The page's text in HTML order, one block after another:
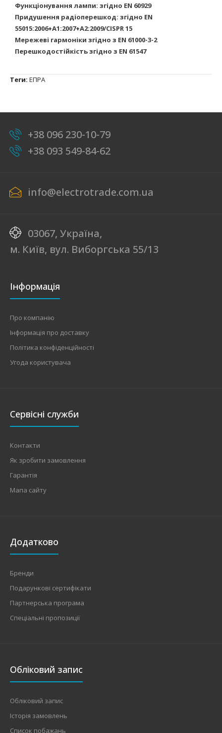
Функціонування лампи: згідно EN 60929
Придушення радіоперешкод: згідно EN
55015:2006+A1:2007+A2:2009/CISPR 15
Мережеві гармоніки згідно з EN 61000-3-2
Перешкодостійкість згідно з EN 61547
Теги: ЕПРА
+38 096 230-10-79
+38 093 549-84-62
info@electrotrade.com.ua
03067, Україна,
м. Київ, вул. Виборгська 55/13
Інформація
Про компанію
Інформація про доставку
Політика конфіденційності
Угода користувача
Сервісні служби
Контакти
Як зробити замовлення
Гарантія
Мапа сайту
Додатково
Бренди
Подарункові сертифікати
Партнерська програма
Спеціальні пропозиції
Обліковий запис
Обліковий запис
Історія замовлень
Список побажань